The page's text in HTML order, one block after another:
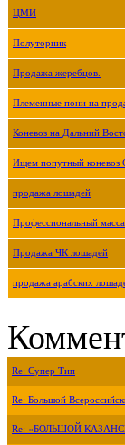
ЦМИ
Полуторник
Продажа жеребцов.
Племенные пони на
Коневоз на Дальний
Ищем попутный коневоз
продажа лошадей
Профессиональный
Продажа ЧК лошадей
продажа арабских
Re: Супер Тип
Re: Большой
Re: «БОЛЬШОЙ